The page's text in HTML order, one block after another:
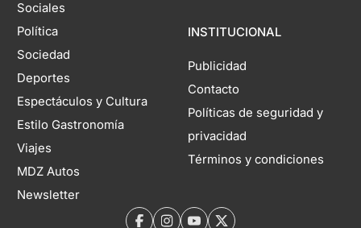
Sociales
Política
Sociedad
Deportes
Espectáculos y Cultura
Estilo Gastronomía
Viajes
MDZ Autos
Newsletter
INSTITUCIONAL
Publicidad
Contacto
Políticas de seguridad y
privacidad
Términos y condiciones